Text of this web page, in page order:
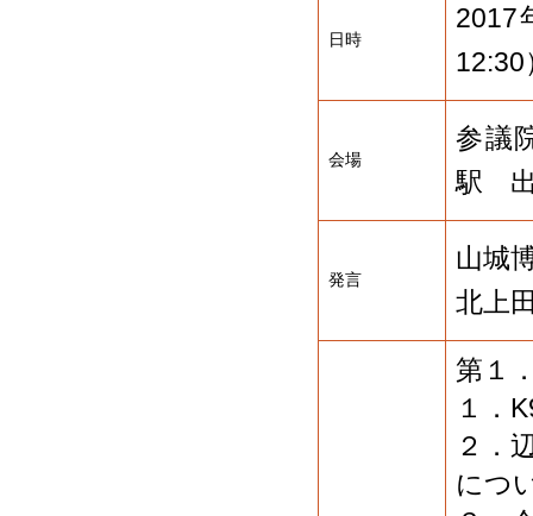
日時
2017
12:30
会場
参議
駅 出
発言
山城
北上
第１
１．
２．
につ